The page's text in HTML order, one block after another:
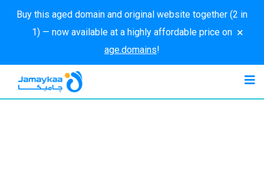
Buy this aged domain and original website together (2 in
1) — now available at a highly affordable price on
age.domains!
×